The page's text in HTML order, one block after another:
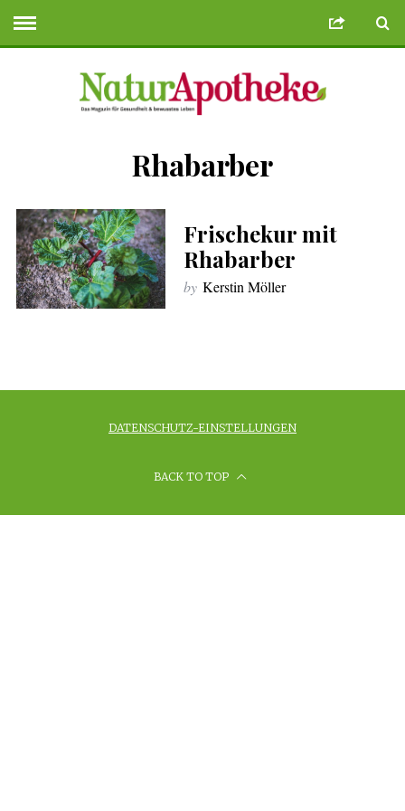
Deneme Bonusu Veren Siteler
Rhabarber
Frischekur mit
Rhabarber
by Kerstin Möller
DATENSCHUTZ-EINSTELLUNGEN
BACK TO TOP